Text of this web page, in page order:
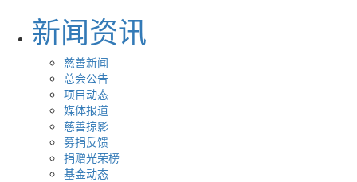
新闻资讯
慈善新闻
总会公告
项目动态
媒体报道
慈善掠影
募捐反馈
捐赠光荣榜
基金动态